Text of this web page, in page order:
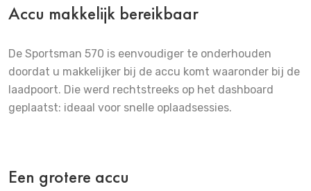
Accu makkelijk bereikbaar
De Sportsman 570 is eenvoudiger te onderhouden
doordat u makkelijker bij de accu komt waaronder bij de
laadpoort. Die werd rechtstreeks op het dashboard
geplaatst: ideaal voor snelle oplaadsessies.
Een grotere accu